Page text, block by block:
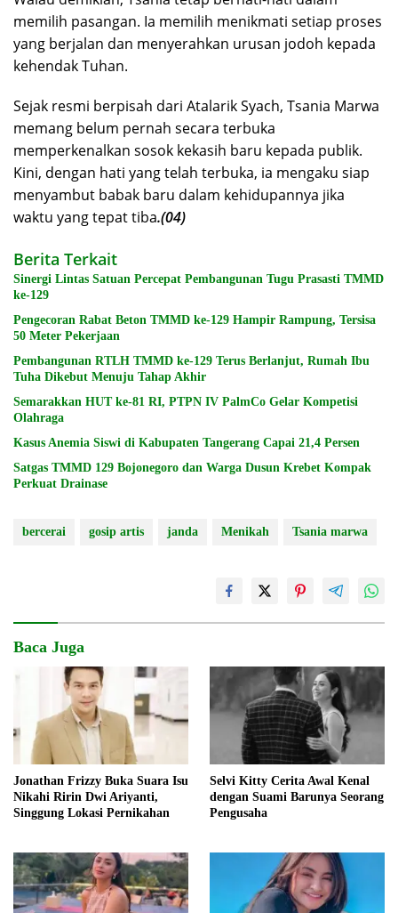
memilih pasangan. Ia memilih menikmati setiap proses
yang berjalan dan menyerahkan urusan jodoh kepada
kehendak Tuhan.
Sejak resmi berpisah dari Atalarik Syach, Tsania Marwa
memang belum pernah secara terbuka
memperkenalkan sosok kekasih baru kepada publik.
Kini, dengan hati yang telah terbuka, ia mengaku siap
menyambut babak baru dalam kehidupannya jika
waktu yang tepat tiba.(04)
Berita Terkait
Sinergi Lintas Satuan Percepat Pembangunan Tugu Prasasti TMMD
ke-129
Pengecoran Rabat Beton TMMD ke-129 Hampir Rampung, Tersisa
50 Meter Pekerjaan
Pembangunan RTLH TMMD ke-129 Terus Berlanjut, Rumah Ibu
Tuha Dikebut Menuju Tahap Akhir
Semarakkan HUT ke-81 RI, PTPN IV PalmCo Gelar Kompetisi
Olahraga
Kasus Anemia Siswi di Kabupaten Tangerang Capai 21,4 Persen
Satgas TMMD 129 Bojonegoro dan Warga Dusun Krebet Kompak
Perkuat Drainase
bercerai gosip artis janda Menikah Tsania marwa
Baca Juga
Jonathan Frizzy Buka Suara Isu
Nikahi Ririn Dwi Ariyanti,
Singgung Lokasi Pernikahan
Selvi Kitty Cerita Awal Kenal
dengan Suami Barunya Seorang
Pengusaha